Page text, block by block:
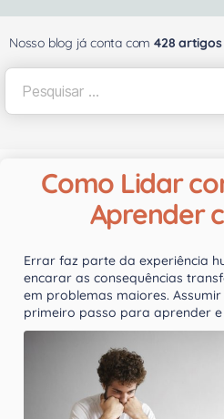
Nosso blog já conta com 428
Como Lidar
Aprender
Errar faz parte da experiência
encarar as consequências
em problemas maiores.
primeiro passo para aprender e